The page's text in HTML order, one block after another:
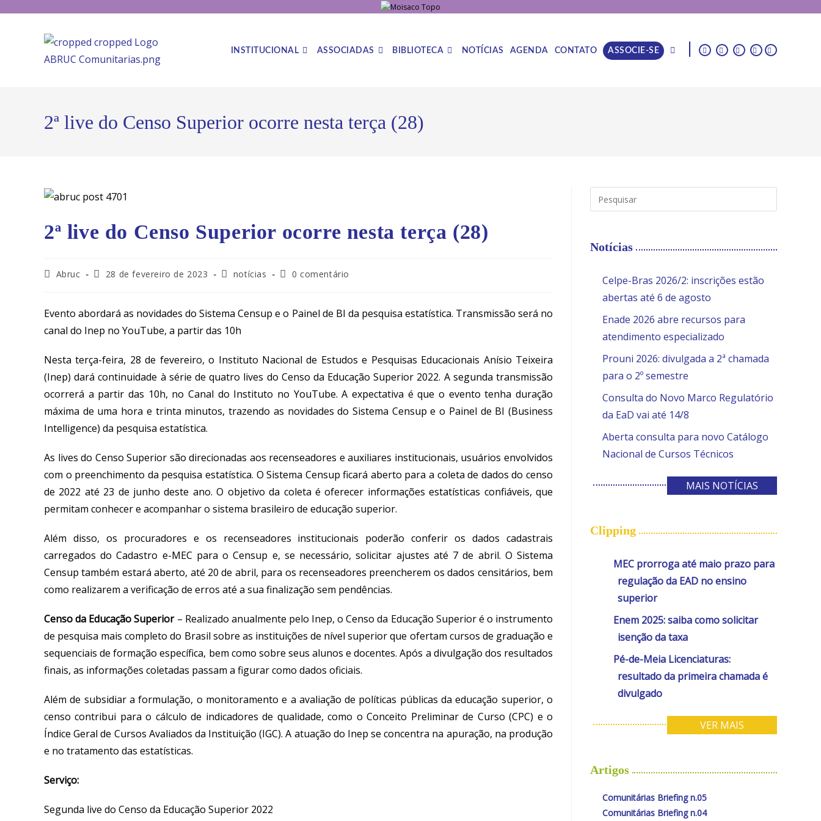
|
INSTITUCIONAL ASSOCIADAS BIBLIOTECA NOTÍCIAS AGENDA CONTATO ASSOCIE-SE
2ª live do Censo Superior ocorre nesta terça (28)
2ª live do Censo Superior ocorre nesta terça (28)
Abruc 28 de fevereiro de 2023 notícias 0 comentário
Evento abordará as novidades do Sistema Censup e o Painel de BI da pesquisa estatística. Transmissão será no
canal do Inep no YouTube, a partir das 10h
Nesta terça-feira, 28 de fevereiro, o Instituto Nacional de Estudos e Pesquisas Educacionais Anísio Teixeira
(Inep) dará continuidade à série de quatro lives do Censo da Educação Superior 2022. A segunda transmissão
ocorrerá a partir das 10h, no Canal do Instituto no YouTube. A expectativa é que o evento tenha duração
máxima de uma hora e trinta minutos,trazendo as novidades do Sistema Censup e o Painel de BI (Business
Intelligence) da pesquisa estatística.
As lives do Censo Superior são direcionadas aos recenseadores e auxiliares institucionais, usuários envolvidos
com o preenchimento da pesquisa estatística. O Sistema Censup ficará aberto para a coleta de dados do censo
de 2022 até 23 de junho deste ano. O objetivo da coleta é oferecer informações estatísticas confiáveis, que
permitam conhecer e acompanhar o sistema brasileiro de educação superior.
Além disso, os procuradores e os recenseadores institucionais poderão conferir os dados cadastrais
carregados do Cadastro e-MEC para o Censup e, se necessário, solicitar ajustes até 7 de abril. O Sistema
Censup também estará aberto, até 20 de abril, para os recenseadores preencherem os dados censitários, bem
como realizarem a verificação de erros até a sua finalização sem pendências.
Censo da Educação Superior – Realizado anualmente pelo Inep, o Censo da Educação Superior é o instrumento
de pesquisa mais completo do Brasil sobre as instituições de nível superior que ofertam cursos de graduação e
sequenciais de formação específica, bem como sobre seus alunos e docentes. Após a divulgação dos resultados
finais, as informações coletadas passam a figurar como dados oficiais.
Além de subsidiar a formulação, o monitoramento e a avaliação de políticas públicas da educação superior, o
censo contribui para o cálculo de indicadores de qualidade, como o Conceito Preliminar de Curso (CPC) e o
Índice Geral de Cursos Avaliados da Instituição (IGC). A atuação do Inep se concentra na apuração, na produção
e no tratamento das estatísticas.
Serviço:
Segunda live do Censo da Educação Superior 2022
Notícias
Celpe-Bras 2026/2: inscrições estão
abertas até 6 de agosto
Enade 2026 abre recursos para
atendimento especializado
Prouni 2026: divulgada a 2ª chamada
para o 2º semestre
Consulta do Novo Marco Regulatório
da EaD vai até 14/8
Aberta consulta para novo Catálogo
Nacional de Cursos Técnicos
MAIS NOTÍCIAS
Clipping
MEC prorroga até maio prazo para
regulação da EAD no ensino
superior
Enem 2025: saiba como solicitar
isenção da taxa
Pé-de-Meia Licenciaturas:
resultado da primeira chamada é
divulgado
VER MAIS
Artigos
Comunitárias Briefing n.05
Comunitárias Briefing n.04